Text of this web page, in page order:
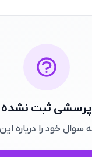
پرسشی ثبت
سوال خود را درباره